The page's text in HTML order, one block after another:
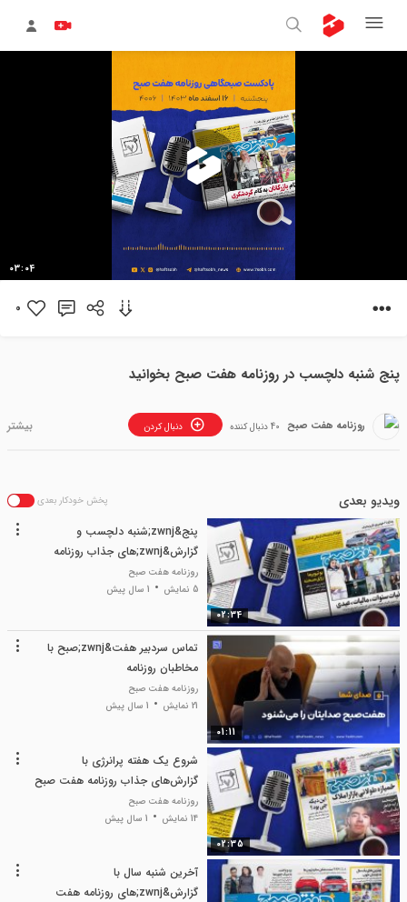
پخش
03:04
0
پنج شنبه دلچسب در روزنامه هفت صبح بخوانید
روزنامه هفت صبح دنبال کردن 40 دنبال کننده
ویدیو بعدی پخش خودکار بعدی
02:34
پنج&zwnj;شنبه دلچسب و
گزارش&zwnj;های جذاب روزنامه
هفت صبح
روزنامه هفت صبح
5 نمایش
1 سال پیش
01:11
تماس سردبیر هفت&zwnj;صبح با
مخاطبان روزنامه
روزنامه هفت صبح
21 نمایش
1 سال پیش
02:35
شروع یک هفته پرانرژی با
گزارش‌های جذاب روزنامه هفت صبح
روزنامه هفت صبح
14 نمایش
1 سال پیش
آخرین شنبه سال با
گزارش&zwnj;های روزنامه هفت